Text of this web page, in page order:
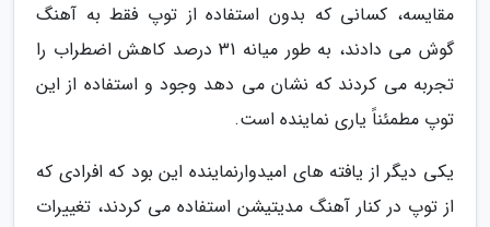
مقایسه، کسانی که بدون استفاده از توپ فقط به آهنگ
گوش می دادند، به طور میانه 31 درصد کاهش اضطراب را
تجربه می کردند که نشان می دهد وجود و استفاده از این
توپ مطمئناً یاری نماینده است.
یکی دیگر از یافته های امیدوارنماینده این بود که افرادی که
از توپ در کنار آهنگ مدیتیشن استفاده می کردند، تغییرات